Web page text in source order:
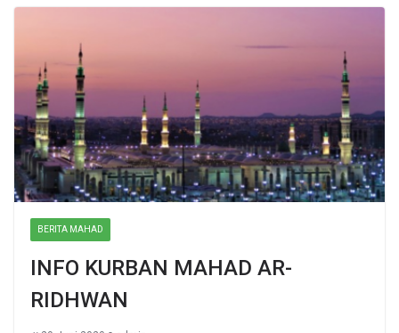
BERITA MAHAD
INFO KURBAN MAHAD AR-
RIDHWAN